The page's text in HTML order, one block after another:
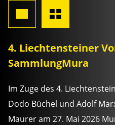
4. Liechtensteiner
SammlungMura
Im Zuge des 4.
Dodo Büchel und Adolf
Maurer am 27. Mai 2026